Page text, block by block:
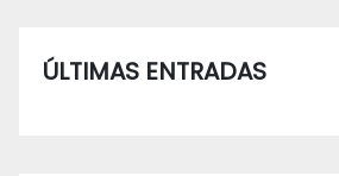
ÚLTIMAS ENTRADAS